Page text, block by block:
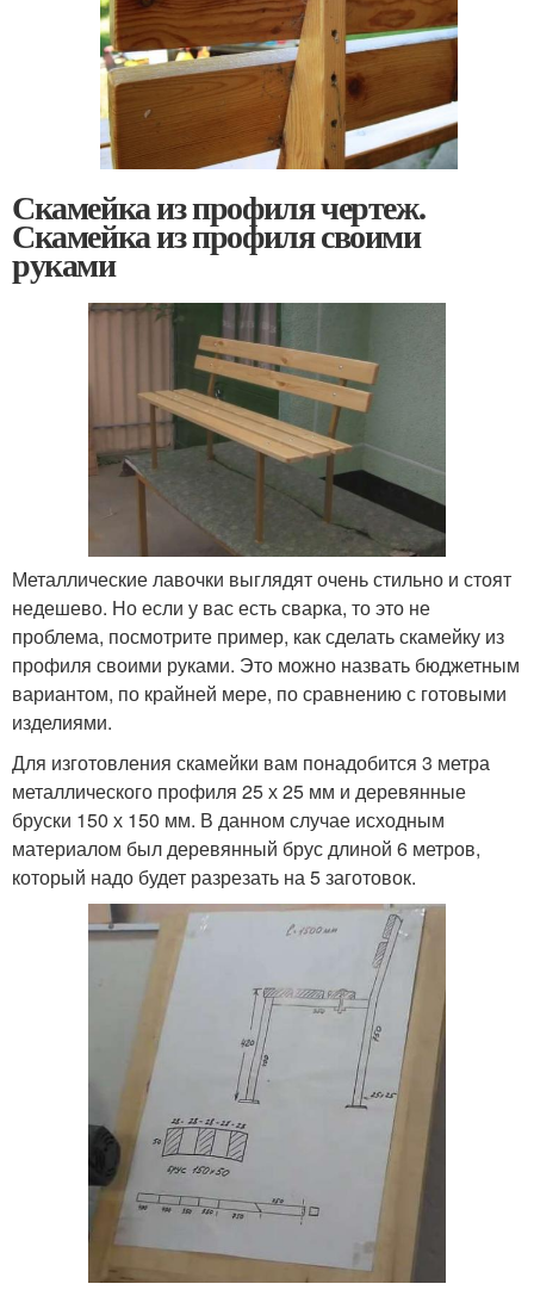
Скамейка из профиля чертеж.
Скамейка из профиля своими
руками
Металлические лавочки выглядят очень стильно и стоят
недешево. Но если у вас есть сварка, то это не
проблема, посмотрите пример, как сделать скамейку из
профиля своими руками. Это можно назвать бюджетным
вариантом, по крайней мере, по сравнению с готовыми
изделиями.
Для изготовления скамейки вам понадобится 3 метра
металлического профиля 25 х 25 мм и деревянные
бруски 150 х 150 мм. В данном случае исходным
материалом был деревянный брус длиной 6 метров,
который надо будет разрезать на 5 заготовок.